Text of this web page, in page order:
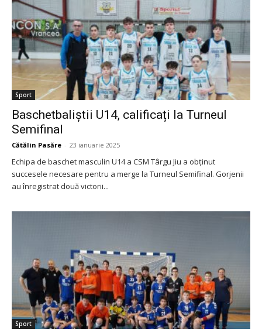
Sport
Baschetbaliștii U14, calificați la Turneul
Semifinal
Cătălin Pasăre - 23 ianuarie 2025
Echipa de baschet masculin U14 a CSM Târgu Jiu a obținut
succesele necesare pentru a merge la Turneul Semifinal. Gorjenii
au înregistrat două victorii...
Sport